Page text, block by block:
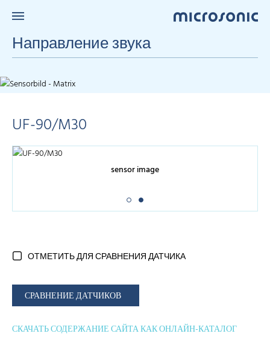
Направление звука
UF-90/M30
sensor image
ОТМЕТИТЬ ДЛЯ СРАВНЕНИЯ ДАТЧИКА
СРАВНЕНИЕ ДАТЧИКОВ
СКАЧАТЬ СОДЕРЖАНИЕ САЙТА КАК ОНЛАЙН-КАТАЛОГ